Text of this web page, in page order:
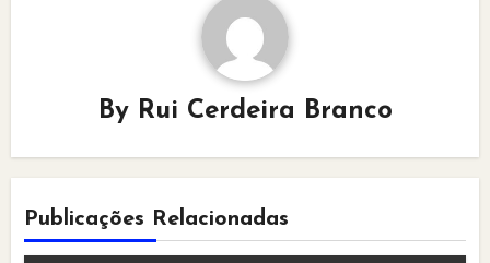
By Rui Cerdeira Branco
Publicações Relacionadas